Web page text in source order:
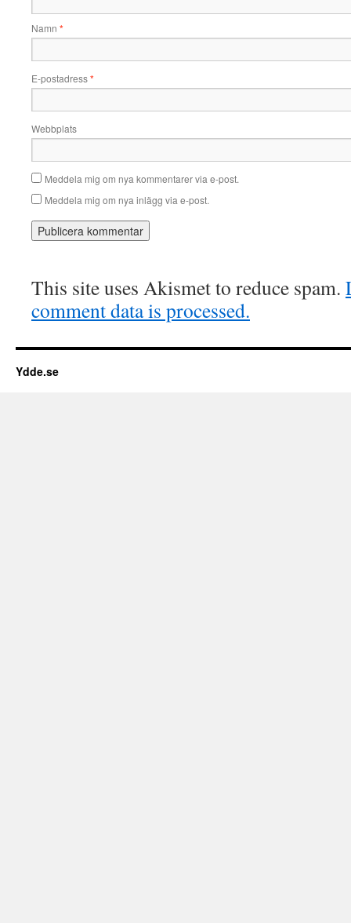
Namn *
E-postadress*
Webbplats
Meddela mig om nya kommentarer via e-post.
Meddela mig om nya inlägg via e-post.
This site uses Akismet to reduce spam.
comment data is processed.
Ydde.se